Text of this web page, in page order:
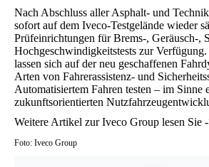
Nach Abschluss aller Asphalt- und
sofort auf dem Iveco-Testgelände wieder
Prüfeinrichtungen für Brems-, Geräusch-,
Hochgeschwindigkeitstests zur
lassen sich auf der neu geschaffenen
Arten von Fahrerassistenz- und
Automatisiertem Fahren testen – im Sinne
zukunftsorientierten
Weitere Artikel zur Iveco Group lesen Sie
Foto: Iveco Group